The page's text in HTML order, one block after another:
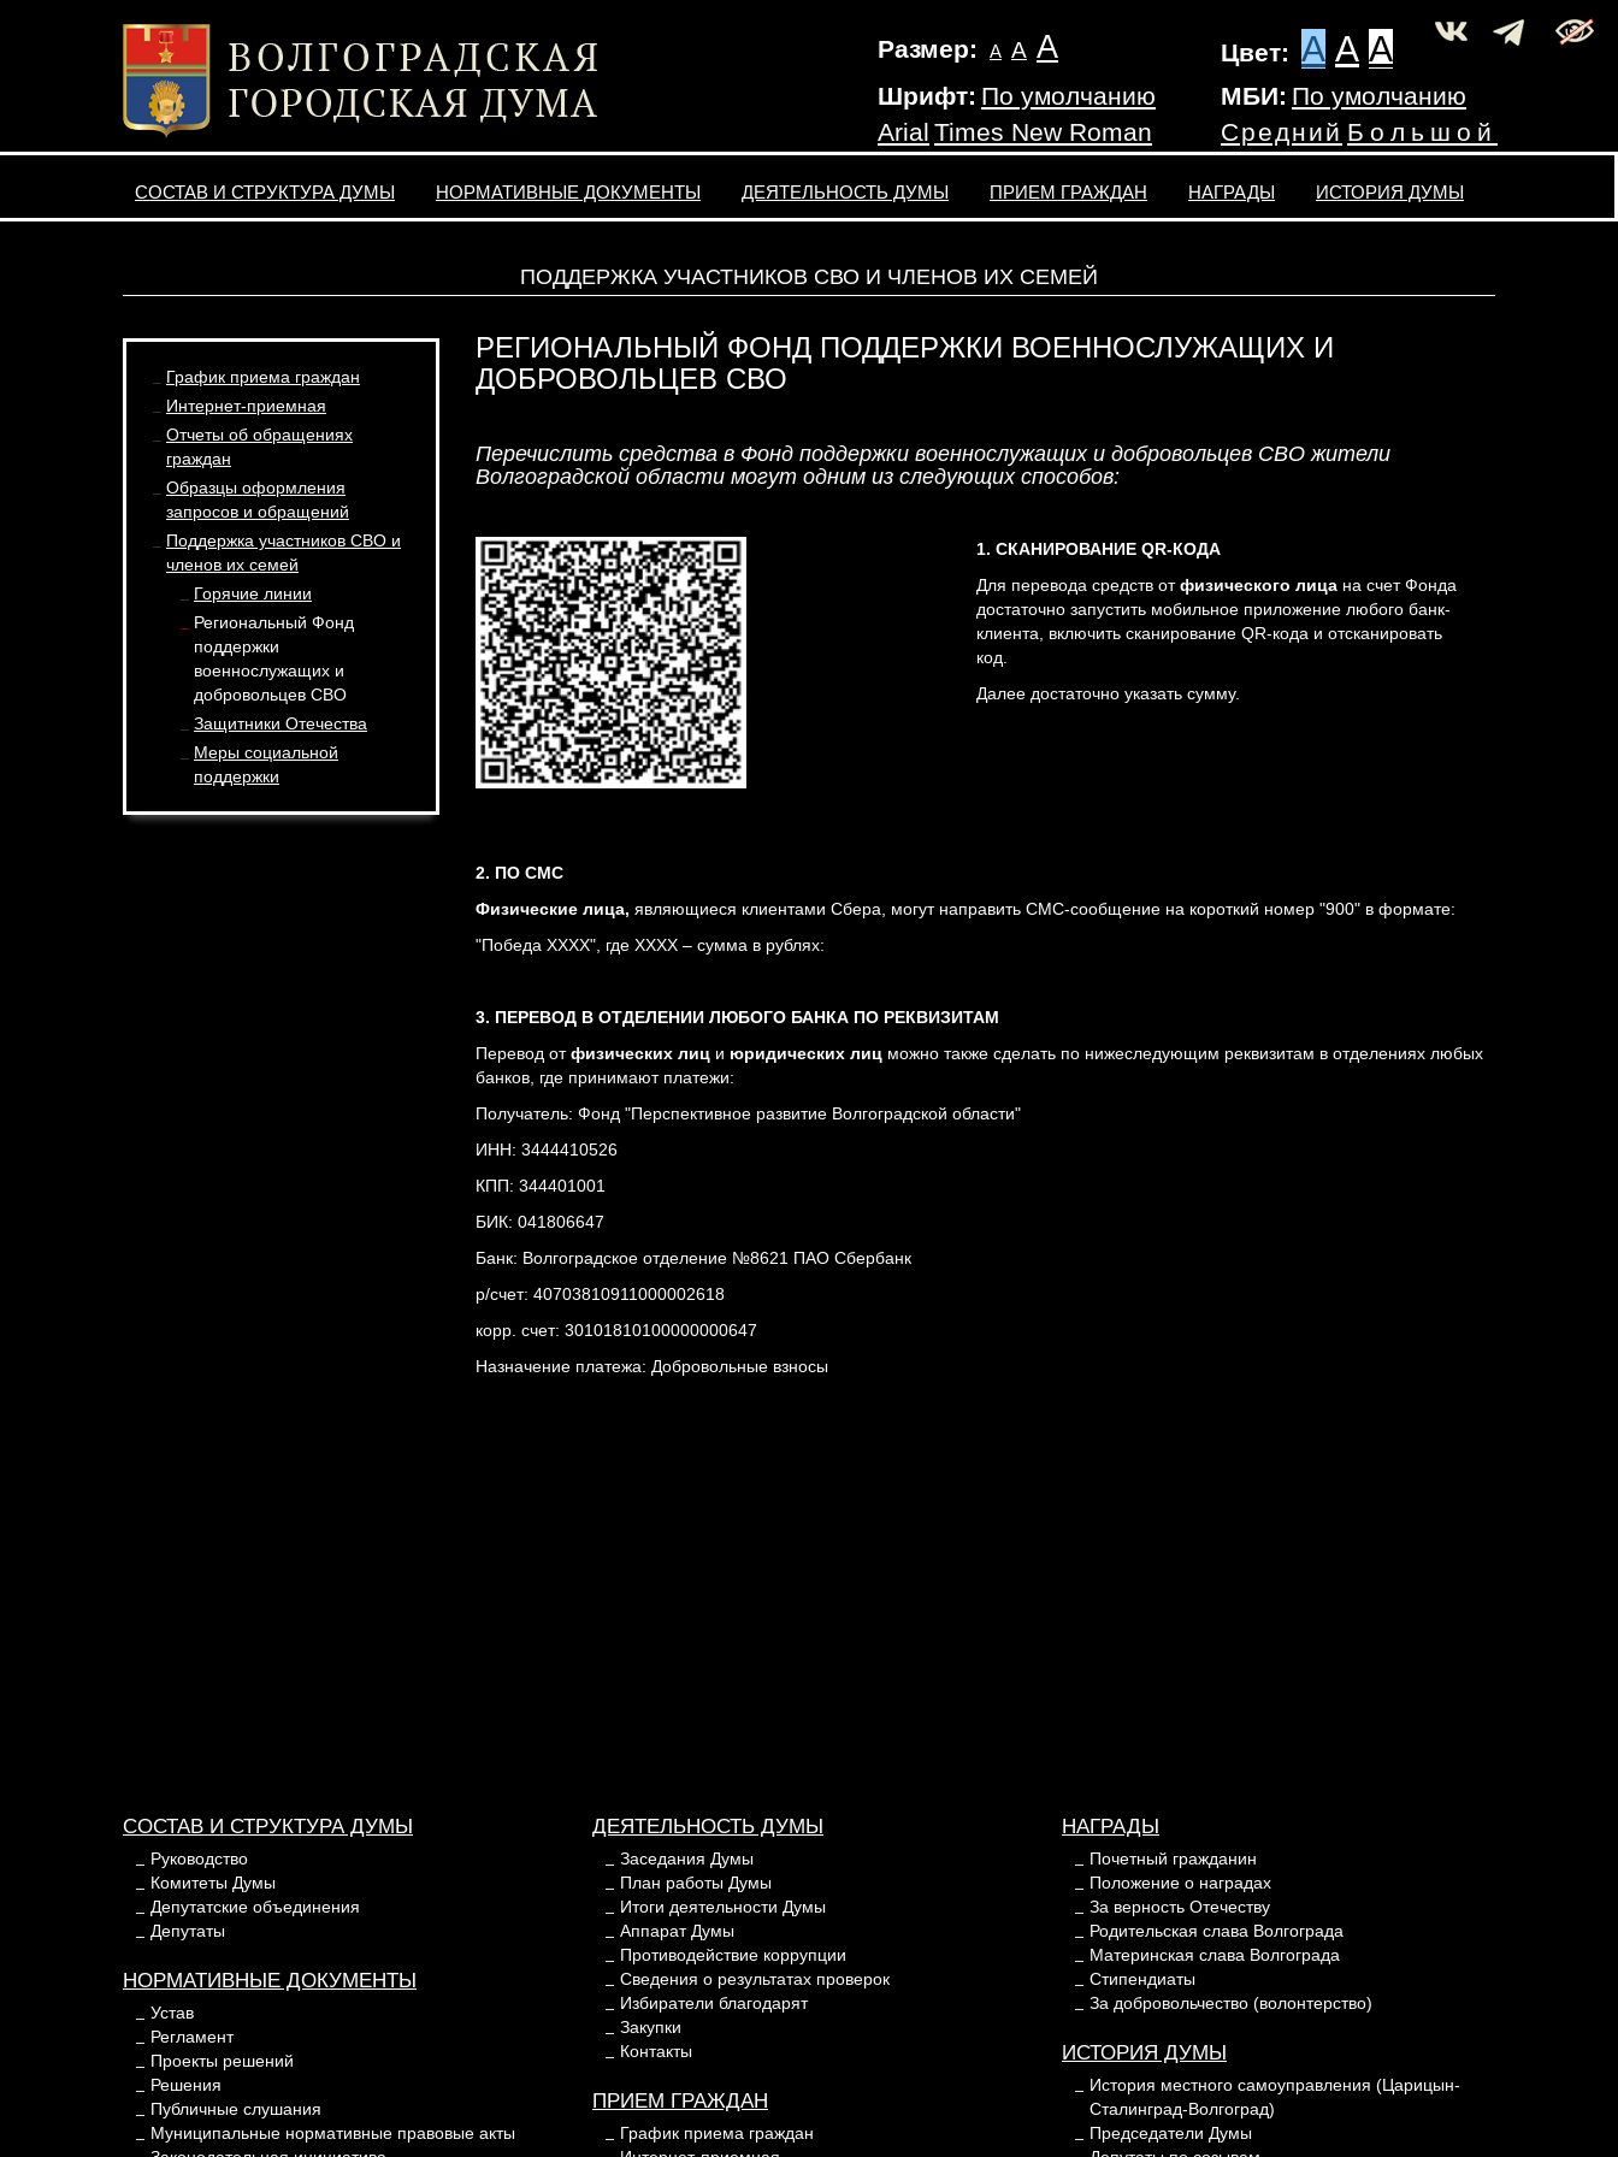
Размер: А А А Цвет: A A A
Шрифт: По умолчанию
Arial Times New Roman
МБИ: По умолчанию
Средний Большой
СОСТАВ И СТРУКТУРА ДУМЫ НОРМАТИВНЫЕ ДОКУМЕНТЫ ДЕЯТЕЛЬНОСТЬ ДУМЫ ПРИЕМ ГРАЖДАН НАГРАДЫ ИСТОРИЯ ДУМЫ
ПОДДЕРЖКА УЧАСТНИКОВ СВО И ЧЛЕНОВ ИХ СЕМЕЙ
График приема граждан
Интернет-приемная
Отчеты об обращениях
граждан
Образцы оформления
запросов и обращений
Поддержка участников СВО и
членов их семей
Горячие линии
Региональный Фонд
поддержки
военнослужащих и
добровольцев СВО
Защитники Отечества
Меры социальной
поддержки
РЕГИОНАЛЬНЫЙ ФОНД ПОДДЕРЖКИ ВОЕННОСЛУЖАЩИХ И
ДОБРОВОЛЬЦЕВ СВО
Перечислить средства в Фонд поддержки военнослужащих и добровольцев СВО жители
Волгоградской области могут одним из следующих способов:
1. СКАНИРОВАНИЕ QR-КОДА
Для перевода средств отфизического лица на счет Фонда
достаточно запустить мобильное приложение любого банк-
клиента, включить сканирование QR-кода и отсканировать
код.
Далее достаточно указать сумму.
2. ПО СМС
Физические лица, являющиеся клиентами Сбера, могут направить СМС-сообщение на короткий номер "900" в формате:
"Победа ХХХХ", где ХХХХ – сумма в рублях:
3. ПЕРЕВОД В ОТДЕЛЕНИИ ЛЮБОГО БАНКА ПО РЕКВИЗИТАМ
Перевод отфизических лиц и юридических лиц можно также сделать по нижеследующим реквизитам в отделениях любых
банков, где принимают платежи:
Получатель: Фонд "Перспективное развитие Волгоградской области"
ИНН: 3444410526
КПП: 344401001
БИК: 041806647
Банк: Волгоградское отделение №8621 ПАО Сбербанк
р/счет: 40703810911000002618
корр. счет: 30101810100000000647
Назначение платежа: Добровольные взносы
СОСТАВ И СТРУКТУРА ДУМЫ
Руководство
Комитеты Думы
Депутатские объединения
Депутаты
НОРМАТИВНЫЕ ДОКУМЕНТЫ
Устав
Регламент
Проекты решений
Решения
Публичные слушания
Муниципальные нормативные правовые акты
ДЕЯТЕЛЬНОСТЬ ДУМЫ
Заседания Думы
План работы Думы
Итоги деятельности Думы
Аппарат Думы
Противодействие коррупции
Сведения о результатах проверок
Избиратели благодарят
Закупки
Контакты
ПРИЕМ ГРАЖДАН
График приема граждан
НАГРАДЫ
Почетный гражданин
Положение о наградах
За верность Отечеству
Родительская слава Волгограда
Материнская слава Волгограда
Стипендиаты
За добровольчество (волонтерство)
ИСТОРИЯ ДУМЫ
История местного самоуправления (Царицын-
Сталинград-Волгоград)
Председатели Думы